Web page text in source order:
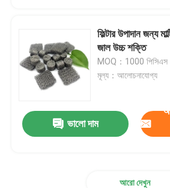
ফিল্টার উপাদান জন্য
জাল উচ্চ শক্তি
MOQ：1000 পিসিএস
মূল্য：আলোচনাযোগ্য
ভালো দাম
আরো দেখুন